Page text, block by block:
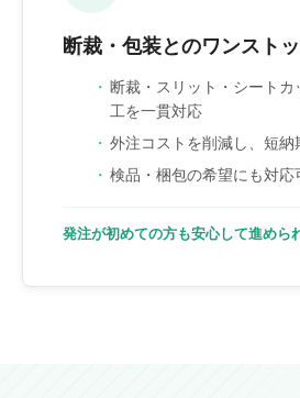
断裁・包装とのワンスト
断裁・スリット・シートカ
工を一貫対応
外注コストを削減し、短納
検品・梱包の希望にも対応
発注が初めての方も安心して進めら